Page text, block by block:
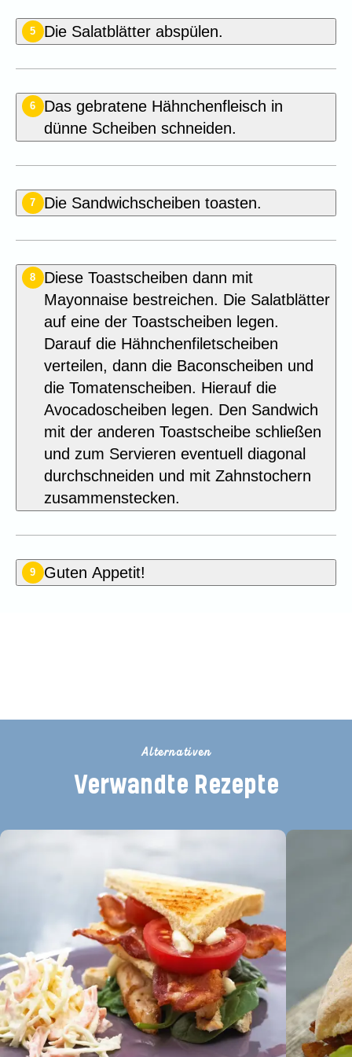
5 Die Salatblätter abspülen.
6
Das gebratene Hähnchenfleisch in
dünne Scheiben schneiden.
7 Die Sandwichscheiben toasten.
8
Diese Toastscheiben dann mit
Mayonnaise bestreichen. Die Salatblätter
auf eine der Toastscheiben legen.
Darauf die Hähnchenfiletscheiben
verteilen, dann die Baconscheiben und
die Tomatenscheiben. Hierauf die
Avocadoscheiben legen. Den Sandwich
mit der anderen Toastscheibe schließen
und zum Servieren eventuell diagonal
durchschneiden und mit Zahnstochern
zusammenstecken.
9 Guten Appetit!
Alternativen
Verwandte Rezepte